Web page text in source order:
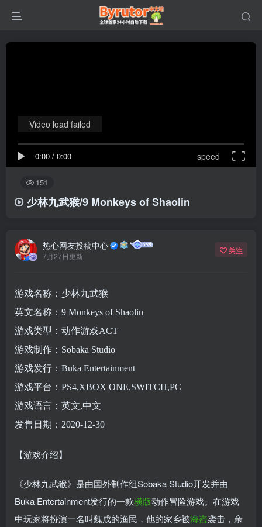
0:00 / 0:00 speed
Video load failed
151
少林九武猴/9 Monkeys of Shaolin
热心网友投稿中心
7月27日更新
关注
游戏名称：少林九武猴
英文名称：9 Monkeys of Shaolin
游戏类型：动作游戏ACT
游戏制作：Sobaka Studio
游戏发行：Buka Entertainment
游戏平台：PS4,XBOX ONE,SWITCH,PC
游戏语言：英文,中文
发售日期：2020-12-30
【游戏介绍】
《少林九武猴》是由国外制作组Sobaka Studio开发并由
Buka Entertainment发行的一款横版动作冒险游戏。在游戏
中玩家将扮演一名叫魏成的渔民，他的家乡被海盗袭击，亲